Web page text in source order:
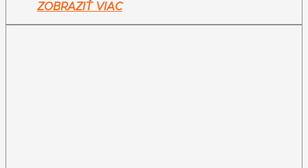
ZOBRAZIŤ VIAC